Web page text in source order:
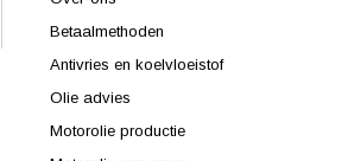
Betaalmethoden
Antivries en koelvloeistof
Olie advies
Motorolie productie